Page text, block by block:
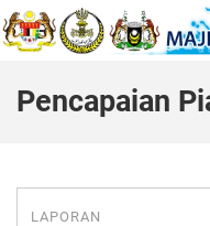
Pencapaian
LAPORAN